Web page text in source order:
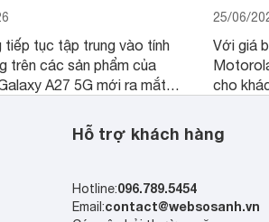
tiếp tục tập trung vào tính
trên các sản phẩm của
A27 5G mới ra mắt
dùng một thiết bị chất
nhiều trang bị ấn tượng và
25/06/
Với giá
cho
trang
khúc.
Hỗ trợ khách hàng
Hotline:096.789.5454
Email:contact@websosanh.vn